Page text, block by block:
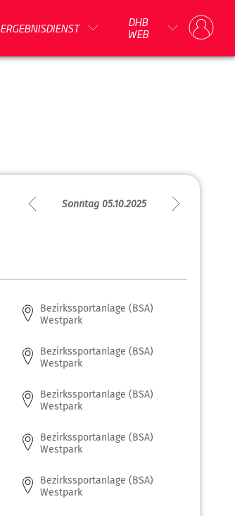
ERGEBNISDIENST
DHB
WEB
Sonntag 05.10.2025
Bezirkssportanlage (BSA)
Westpark
Bezirkssportanlage (BSA)
Westpark
Bezirkssportanlage (BSA)
Westpark
Bezirkssportanlage (BSA)
Westpark
Bezirkssportanlage (BSA)
Westpark